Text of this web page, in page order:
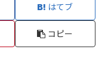
はてブ
コピー